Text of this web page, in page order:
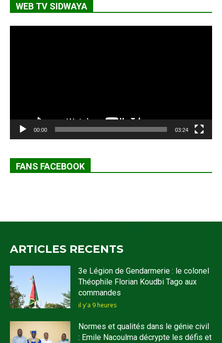
WEB TV SIDWAYA
00:00 03:24
FANS FACEBOOK
ARTICLES RECENTS
3e Légion de Gendarmerie : le colonel
Théophile Florian Koudbi Tago aux
commandes
il y'a 9 heures
Normes et qualités dans le génie civil
: Emile Nacoulma décrypte les défis et